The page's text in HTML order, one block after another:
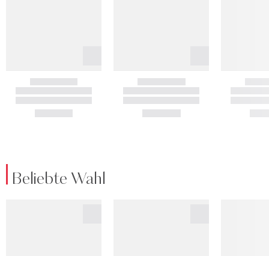
Beliebte Wahl